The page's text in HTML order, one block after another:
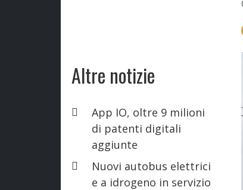
Altre notizie
App IO, oltre 9 milioni
di patenti digitali
aggiunte
Nuovi autobus elettrici
e a idrogeno in servizio